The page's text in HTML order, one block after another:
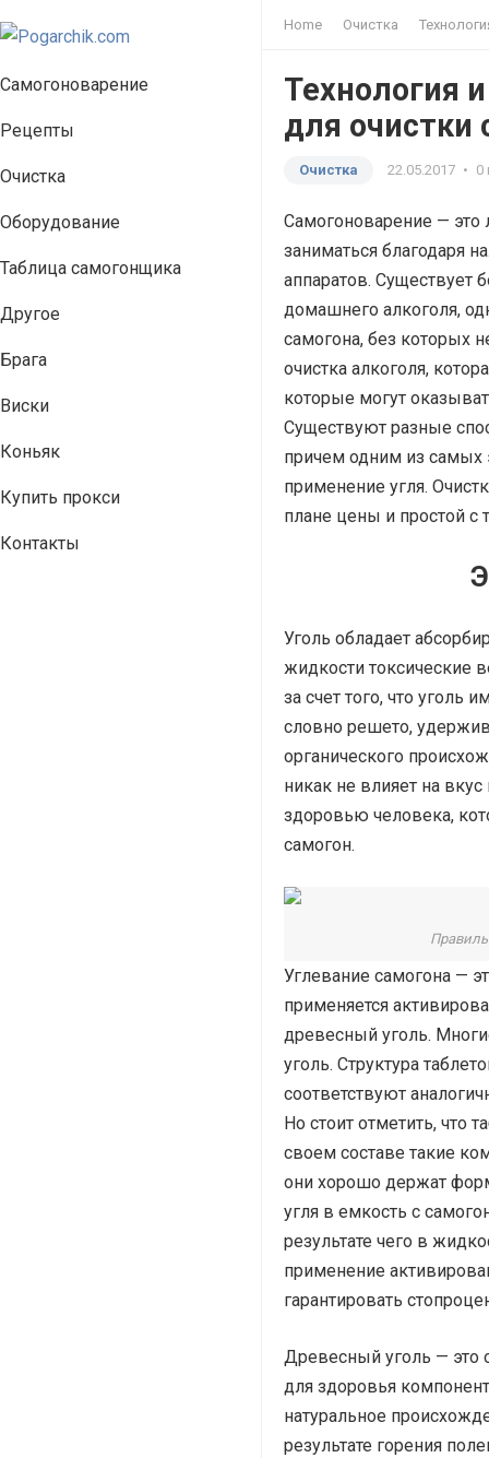
Самогоноварение
Рецепты
Очистка
Оборудование
Таблица самогонщика
Другое
Брага
Виски
Коньяк
Купить прокси
Контакты
Home Очистка
Технология
для очистки
Очистка 22.05.2017 • 0
Самогоноварение —
заниматься благодаря
аппаратов. Существует
домашнего алкоголя,
самогона, без которых
очистка алкоголя,
которые могут
Существуют разные
причем одним из самых
применение угля.
плане цены и простой с
Уголь обладает
жидкости токсические
за счет того, что уголь
словно решето,
органического
никак не влияет на
здоровью человека,
самогон.
Углевание самогона —
применяется
древесный уголь.
уголь. Структура
соответствуют
Но стоит отметить, что
своем составе такие
они хорошо держат
угля в емкость с
результате чего в
применение
гарантировать
Древесный уголь — это
для здоровья
натуральное
результате горения